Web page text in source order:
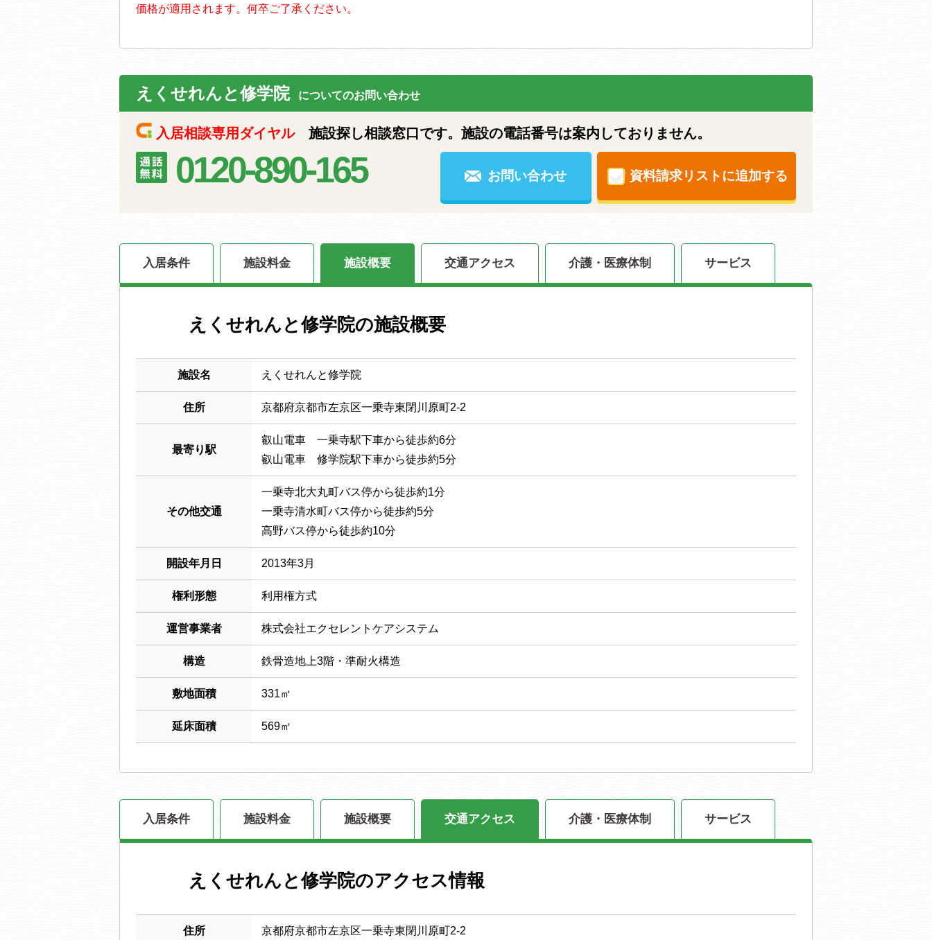
価格が適用されます。何卒ご了承ください。
えくせれんと修学院 についてのお問い合わせ
入居相談専用ダイヤル施設探し相談窓口です。施設の電話番号は案内しておりません。
0120-890-165 お問い合わせ 資料請求リストに追加する
入居条件 施設料金 施設概要 交通アクセス 介護・医療体制 サービス
えくせれんと修学院の施設概要
施設名 えくせれんと修学院
住所 京都府京都市左京区一乗寺東閉川原町2-2
最寄り駅
叡山電車 一乗寺駅下車から徒歩約6分
叡山電車 修学院駅下車から徒歩約5分
その他交通
一乗寺北大丸町バス停から徒歩約1分
一乗寺清水町バス停から徒歩約5分
高野バス停から徒歩約10分
開設年月日 2013年3月
権利形態 利用権方式
運営事業者 株式会社エクセレントケアシステム
構造 鉄骨造地上3階・準耐火構造
敷地面積 331㎡
延床面積 569㎡
入居条件 施設料金 施設概要 交通アクセス 介護・医療体制 サービス
えくせれんと修学院のアクセス情報
住所 京都府京都市左京区一乗寺東閉川原町2-2